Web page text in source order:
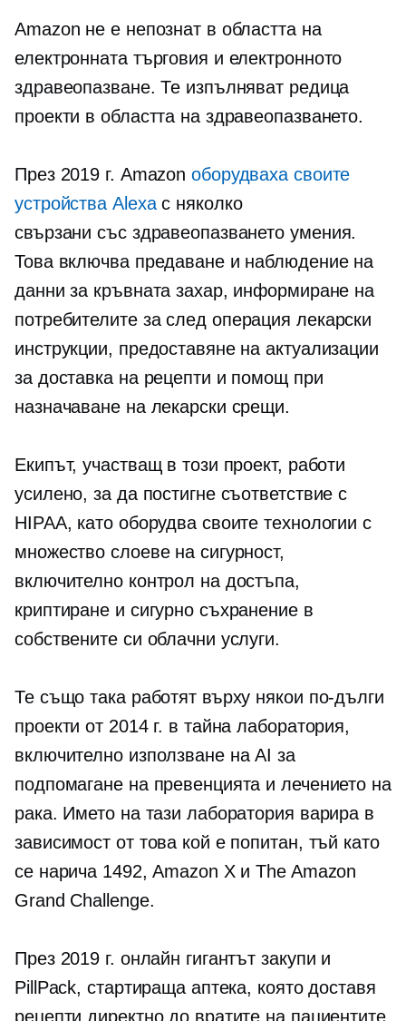
Amazon не е непознат в областта на
електронната търговия и електронното
здравеопазване. Те изпълняват редица
проекти в областта на здравеопазването.
През 2019 г. Amazonоборудваха своите
устройства Alexaс няколко
свързани със здравеопазването умения.
Това включва предаване и наблюдение на
данни за кръвната захар, информиране на
потребителите заслед операция лекарски
инструкции, предоставяне на актуализации
за доставка на рецепти и помощ при
назначаване на лекарски срещи.
Екипът, участващ в този проект, работи
усилено, за да постигне съответствие с
HIPAA, като оборудва своите технологии с
множество слоеве на сигурност,
включително контрол на достъпа,
криптиране и сигурно съхранение в
собствените си облачни услуги.
Те също така работят върху някои по-дълги
проекти от 2014 г. в тайна лаборатория,
включително използване на AI за
подпомагане на превенцията и лечението на
рака. Името на тази лаборатория варира в
зависимост от това кой е попитан, тъй като
се нарича 1492, Amazon X и The Amazon
Grand Challenge.
През 2019 г. онлайн гигантът закупи и
PillPack, стартираща аптека, която доставя
рецепти директно до вратите на пациентите.